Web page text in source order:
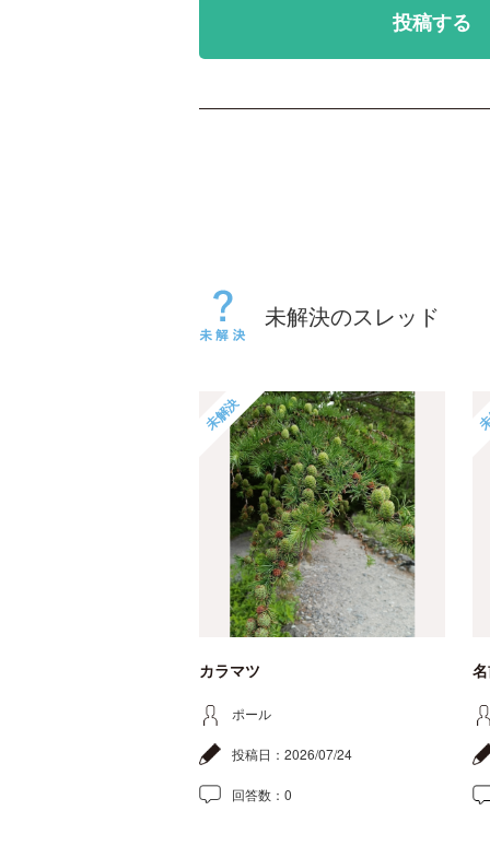
投稿する
未解決のスレッド
未解決
カラマツ
ポール
投稿日： 2026/07/24
回答数： 0